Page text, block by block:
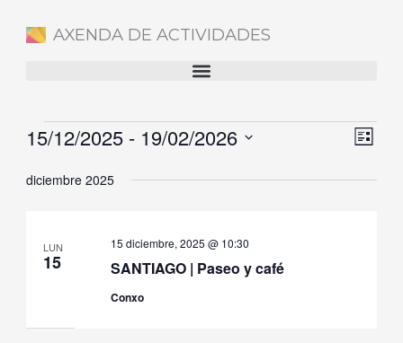
AXENDA DE ACTIVIDADES
Eventos
Lista
15/12/2025 - 19/02/2026
la
diciembre 2025
LUN
15 SANTIAGO | Paseo y café
15 diciembre, 2025 @ 10:30
Conxo